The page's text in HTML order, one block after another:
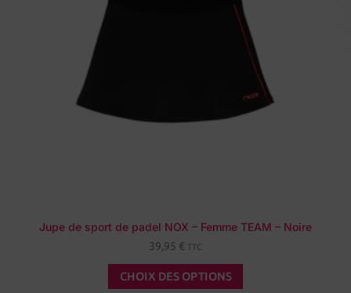
Jupe de sport de padel NOX – Femme TEAM – Noire
39,95 € TTC
CHOIX DES OPTIONS